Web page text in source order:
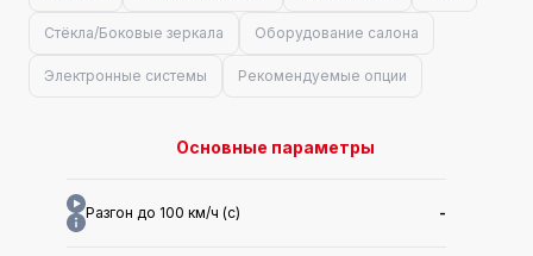
Стёкла/Боковые зеркала Оборудование салона
Электронные системы Рекомендуемые опции
Основные параметры
Разгон до 100 км/ч (с) -